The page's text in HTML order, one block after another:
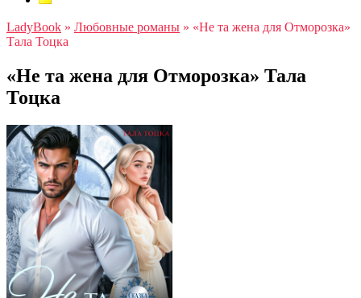
LadyBook » Любовные романы » «Не та жена для Отморозка»
Тала Тоцка
«Не та жена для Отморозка» Тала
Тоцка